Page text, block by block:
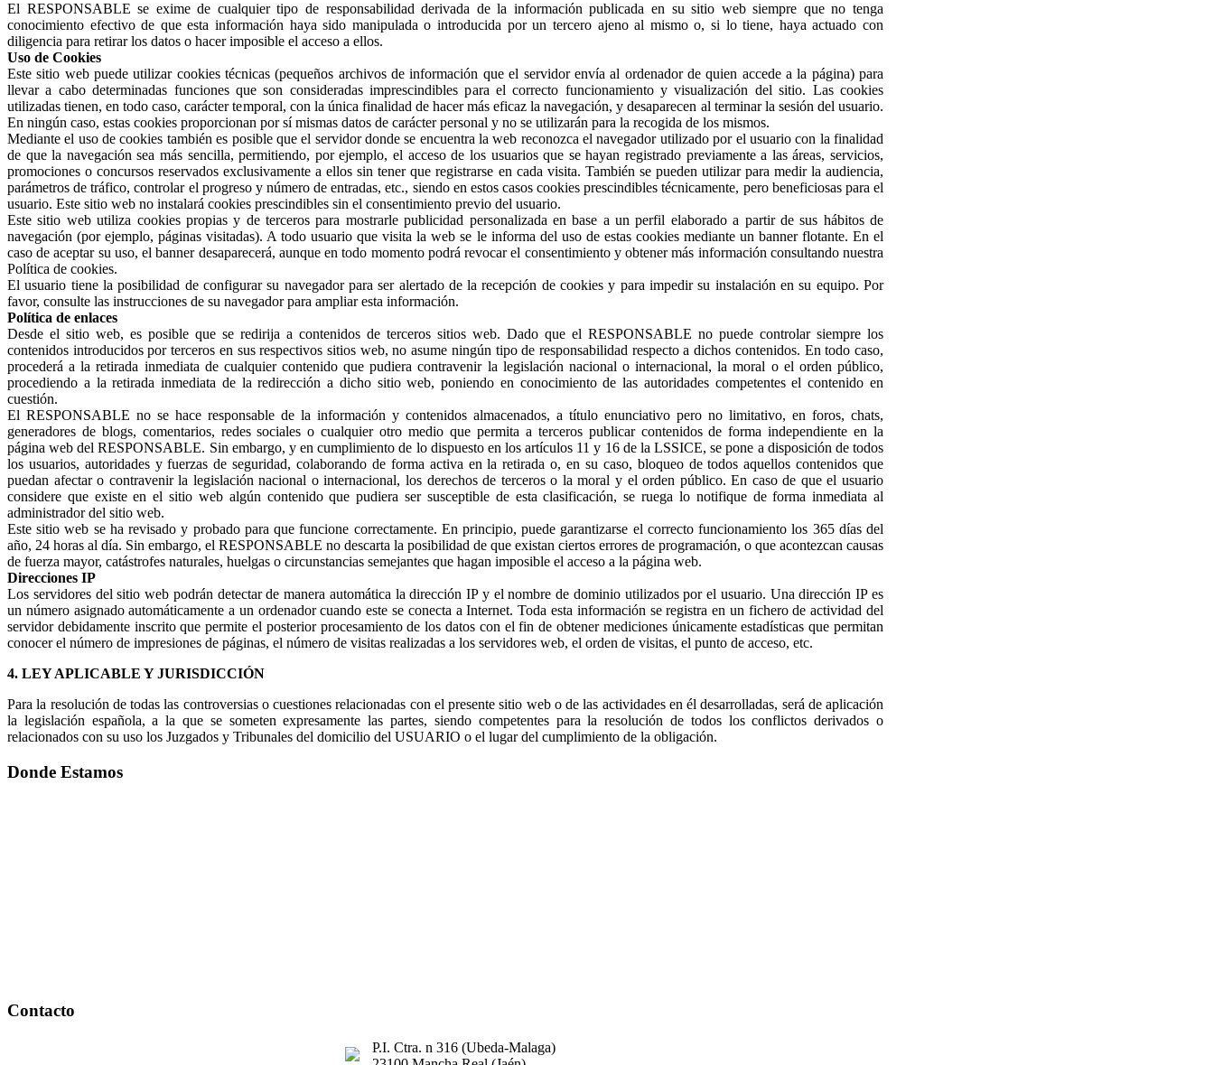
El RESPONSABLE se exime de cualquier tipo de responsabilidad derivada de la información publicada en su sitio web siempre que no tenga
conocimiento efectivo de que esta información haya sido manipulada o introducida por un tercero ajeno al mismo o, si lo tiene, haya actuado con
diligencia para retirar los datos o hacer imposible el acceso a ellos.
Uso de Cookies
Este sitio web puede utilizar cookies técnicas (pequeños archivos de información que el servidor envía al ordenador de quien accede a la página) para
llevar a cabo determinadas funciones que son consideradas imprescindibles para el correcto funcionamiento y visualización del sitio. Las cookies
utilizadas tienen, en todo caso, carácter temporal, con la única finalidad de hacer más eficaz la navegación, y desaparecen al terminar la sesión del usuario.
En ningún caso, estas cookies proporcionan por sí mismas datos de carácter personal y no se utilizarán para la recogida de los mismos.
Mediante el uso de cookies también es posible que el servidor donde se encuentra la web reconozca el navegador utilizado por el usuario con la finalidad
de que la navegación sea más sencilla, permitiendo, por ejemplo, el acceso de los usuarios que se hayan registrado previamente a las áreas, servicios,
promociones o concursos reservados exclusivamente a ellos sin tener que registrarse en cada visita. También se pueden utilizar para medir la audiencia,
parámetros de tráfico, controlar el progreso y número de entradas, etc., siendo en estos casos cookies prescindibles técnicamente, pero beneficiosas para el
usuario. Este sitio web no instalará cookies prescindibles sin el consentimiento previo del usuario.
Este sitio web utiliza cookies propias y de terceros para mostrarle publicidad personalizada en base a un perfil elaborado a partir de sus hábitos de
navegación (por ejemplo, páginas visitadas). A todo usuario que visita la web se le informa del uso de estas cookies mediante un banner flotante. En el
caso de aceptar su uso, el banner desaparecerá, aunque en todo momento podrá revocar el consentimiento y obtener más información consultando nuestra
Política de cookies.
El usuario tiene la posibilidad de configurar su navegador para ser alertado de la recepción de cookies y para impedir su instalación en su equipo. Por
favor, consulte las instrucciones de su navegador para ampliar esta información.
Política de enlaces
Desde el sitio web, es posible que se redirija a contenidos de terceros sitios web. Dado que el RESPONSABLE no puede controlar siempre los
contenidos introducidos por terceros en sus respectivos sitios web, no asume ningún tipo de responsabilidad respecto a dichos contenidos. En todo caso,
procederá a la retirada inmediata de cualquier contenido que pudiera contravenir la legislación nacional o internacional, la moral o el orden público,
procediendo a la retirada inmediata de la redirección a dicho sitio web, poniendo en conocimiento de las autoridades competentes el contenido en
cuestión.
El RESPONSABLE no se hace responsable de la información y contenidos almacenados, a título enunciativo pero no limitativo, en foros, chats,
generadores de blogs, comentarios, redes sociales o cualquier otro medio que permita a terceros publicar contenidos de forma independiente en la
página web del RESPONSABLE. Sin embargo, y en cumplimiento de lo dispuesto en los artículos 11 y 16 de la LSSICE, se pone a disposición de todos
los usuarios, autoridades y fuerzas de seguridad, colaborando de forma activa en la retirada o, en su caso, bloqueo de todos aquellos contenidos que
puedan afectar o contravenir la legislación nacional o internacional, los derechos de terceros o la moral y el orden público. En caso de que el usuario
considere que existe en el sitio web algún contenido que pudiera ser susceptible de esta clasificación, se ruega lo notifique de forma inmediata al
administrador del sitio web.
Este sitio web se ha revisado y probado para que funcione correctamente. En principio, puede garantizarse el correcto funcionamiento los 365 días del
año, 24 horas al día. Sin embargo, el RESPONSABLE no descarta la posibilidad de que existan ciertos errores de programación, o que acontezcan causas
de fuerza mayor, catástrofes naturales, huelgas o circunstancias semejantes que hagan imposible el acceso a la página web.
Direcciones IP
Los servidores del sitio web podrán detectar de manera automática la dirección IP y el nombre de dominio utilizados por el usuario. Una dirección IP es
un número asignado automáticamente a un ordenador cuando este se conecta a Internet. Toda esta información se registra en un fichero de actividad del
servidor debidamente inscrito que permite el posterior procesamiento de los datos con el fin de obtener mediciones únicamente estadísticas que permitan
conocer el número de impresiones de páginas, el número de visitas realizadas a los servidores web, el orden de visitas, el punto de acceso, etc.
4. LEY APLICABLE Y JURISDICCIÓN
Para la resolución de todas las controversias o cuestiones relacionadas con el presente sitio web o de las actividades en él desarrolladas, será de aplicación
la legislación española, a la que se someten expresamente las partes, siendo competentes para la resolución de todos los conflictos derivados o
relacionados con su uso los Juzgados y Tribunales del domicilio del USUARIO o el lugar del cumplimiento de la obligación.
Donde Estamos
Contacto
P.I. Ctra. n 316 (Ubeda-Malaga)